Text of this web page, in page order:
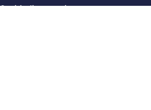
Servizio di prenotazione